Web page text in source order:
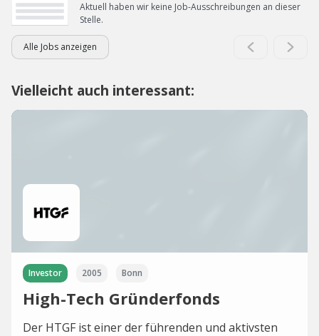
Aktuell haben wir keine Job-Ausschreibungen an dieser
Stelle.
Alle Jobs anzeigen
Vielleicht auch interessant:
Investor 2005 Bonn
High-Tech Gründerfonds
Der HTGF ist einer der führenden und aktivsten